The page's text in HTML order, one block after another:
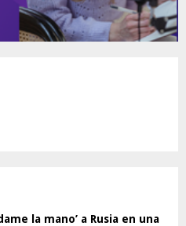
la mano’ a Rusia en una